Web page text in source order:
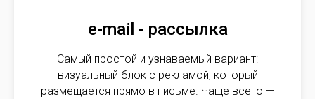
e-mail - рассылка
Самый простой и узнаваемый вариант:
визуальный блок с рекламой, который
размещается прямо в письме. Чаще всего —